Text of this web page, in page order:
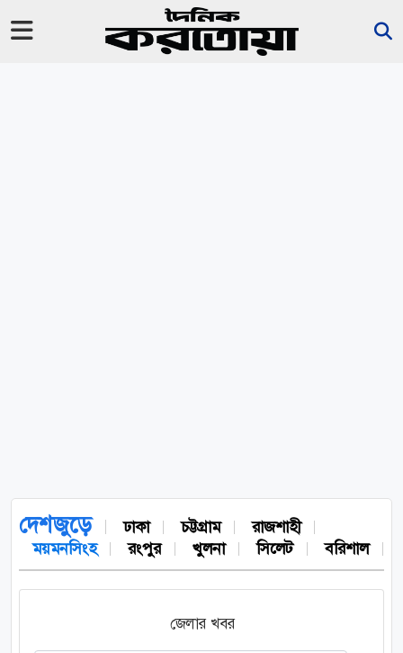
দেশজুড়ে ঢাকা চট্টগ্রাম
রাজশাহী
ময়মনসিংহ
রংপুর খুলনা সিলেট বরিশাল
জেলার খবর